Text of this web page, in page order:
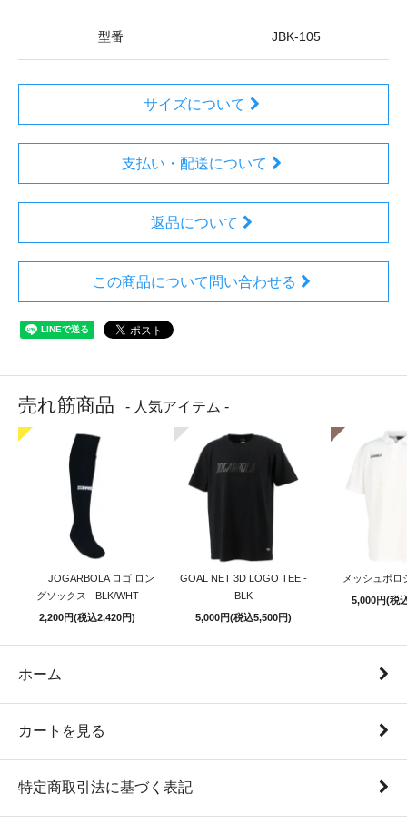
型番 JBK-105
サイズについて
支払い・配送について
返品について
この商品について問い合わせる
売れ筋商品 - 人気アイテム -
JOGARBOLA ロゴ ロン
グソックス - BLK/WHT
2,200円(税込2,420円)
GOAL NET 3D LOGO TEE -
BLK
5,000円(税込5,500円)
メッシュポロ
5,000円(税
ホーム
カートを見る
特定商取引法に基づく表記